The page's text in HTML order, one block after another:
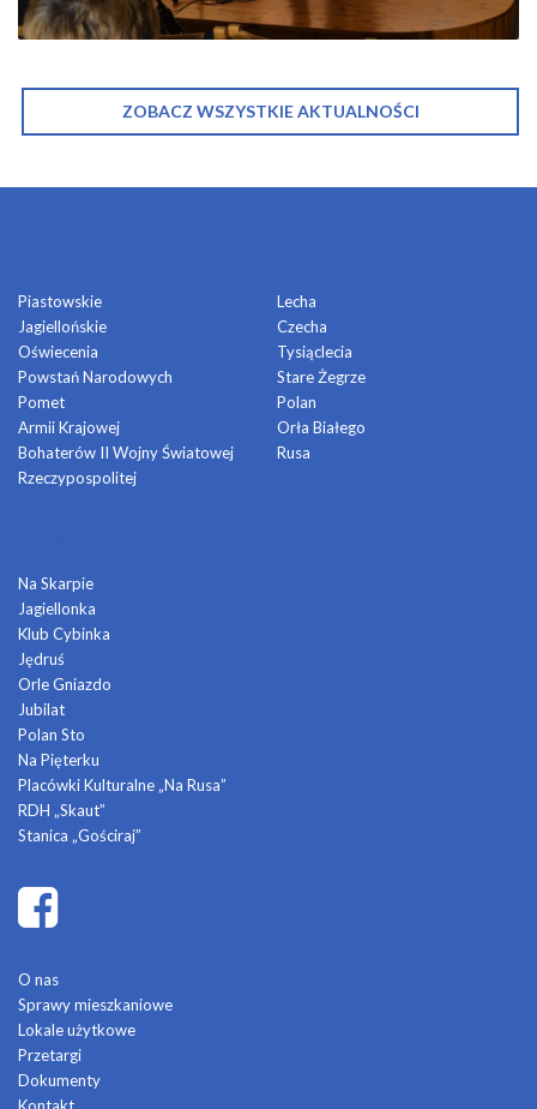
ZOBACZ WSZYSTKIE AKTUALNOŚCI
Piastowskie
Jagiellońskie
Oświecenia
Powstań Narodowych
Pomet
Armii Krajowej
Bohaterów II Wojny Światowej
Rzeczypospolitej
Lecha
Czecha
Tysiąclecia
Stare Żegrze
Polan
Orła Białego
Rusa
Na Skarpie
Jagiellonka
Klub Cybinka
Jędruś
Orle Gniazdo
Jubilat
Polan Sto
Na Pięterku
Placówki Kulturalne „Na Rusa”
RDH „Skaut”
Stanica „Gościraj”
O nas
Sprawy mieszkaniowe
Lokale użytkowe
Przetargi
Dokumenty